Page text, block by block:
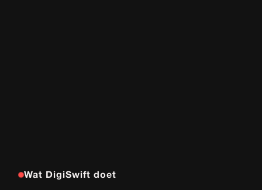
Wat DigiSwift doet